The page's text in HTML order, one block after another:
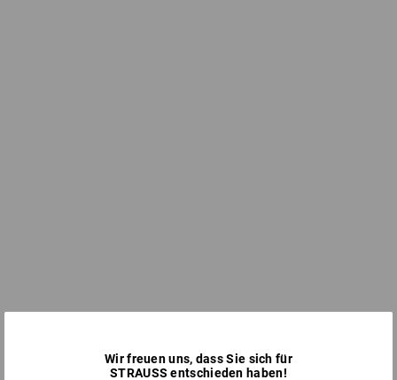
Wir freuen uns, dass Sie sich für
STRAUSS entschieden haben!